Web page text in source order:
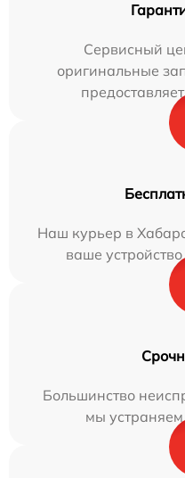
Сервисный
оригинальные
Наш курьер в
ваше
Большинство
мы устраняем